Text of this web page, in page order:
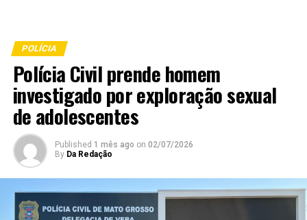
POLÍCIA
Polícia Civil prende homem
investigado por exploração sexual
de adolescentes
Published 1 mês ago on 02/07/2026
By Da Redação